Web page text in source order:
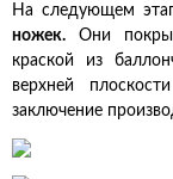
На следующем
ножек. Они
краской из
верхней
заключение